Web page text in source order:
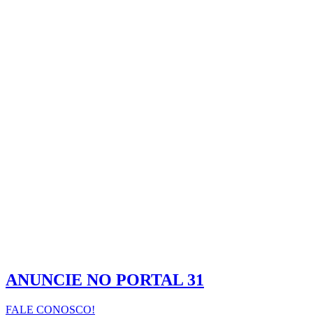
ANUNCIE NO PORTAL 31
FALE CONOSCO!